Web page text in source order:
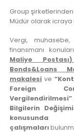
Group şirketlerinden
Müdür olarak icraya
Vergi,
finansmanı
Maliye
Bonds&Loans
makalesi ve
Foreign
Bilgilerin
konusunda
çalışmaları